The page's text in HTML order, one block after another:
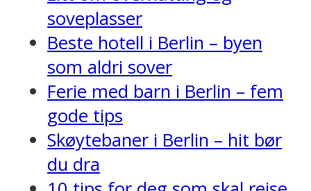
soveplasser
Beste hotell i Berlin – byen
som aldri sover
Ferie med barn i Berlin – fem
gode tips
Skøytebaner i Berlin – hit bør
du dra